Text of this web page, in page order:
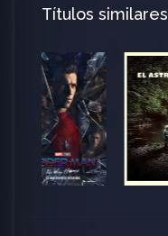
Títulos similares